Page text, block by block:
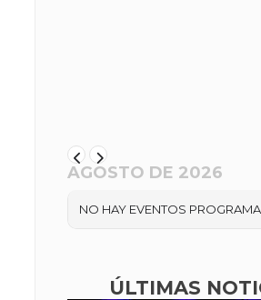
AGOSTO DE 2026
NO HAY EVENTOS
ÚLTIMAS